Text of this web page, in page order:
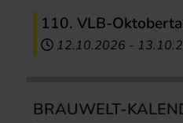
110. VLB-
12.10.2026 -
BRAUWELT-